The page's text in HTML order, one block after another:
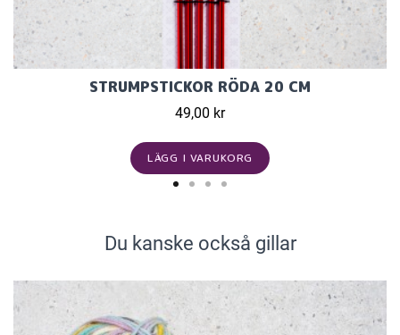
STRUMPSTICKOR RÖDA 20 CM
49,00 kr
LÄGG I VARUKORG
Du kanske också gillar